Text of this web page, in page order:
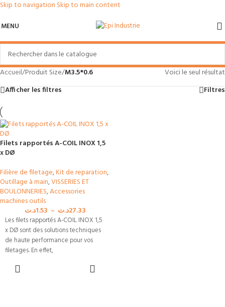
Skip to navigation Skip to main content
MENU
Accueil/Produit Size/M3.5*0.6
Voici le seul résultat
Afficher les filtres
Filtres
Filets rapportés A-COIL INOX 1,5
x DØ
Filière de filetage,Kit de reparation,
Outillage à main,VISSERIES ET
BOULONNERIES,Accessories
machines outils
1.53د.ت – 27.33د.ت
Les filets rapportés A-COIL INOX 1,5
x DØ sont des solutions techniques
de haute performance pour vos
filetages. En effet,